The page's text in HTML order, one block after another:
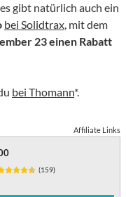
gibt natürlich auch ein
bei Solidtrax, mit dem
23 einen Rabatt
bei Thomann*.
Affiliate Links
(159)